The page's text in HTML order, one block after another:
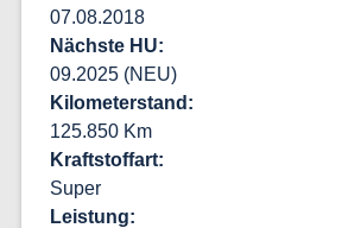
07.08.2018
Nächste HU
09.2025 (NEU)
Kilometerstand
125.850 Km
Kraftstoffart
Super
Leistung